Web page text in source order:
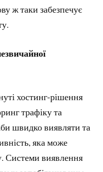
ж таки забезпечує
хостинг-рішення
трафіку та
швидко виявляти та
яка може
Системи виявлення